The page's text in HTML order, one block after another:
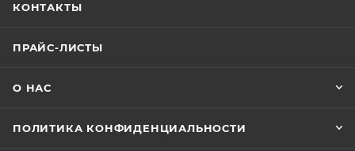
КОНТАКТЫ
ПРАЙС-ЛИСТЫ
О НАС
ПОЛИТИКА КОНФИДЕНЦИАЛЬНОСТИ